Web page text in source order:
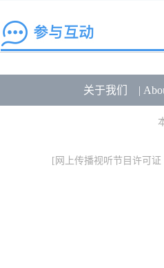
关于我们 |
[ 网上传播视听节目许可证